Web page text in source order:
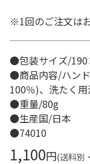
※1回のご注文は
●包装サイズ/
●商品内容/ハン
100％)、洗たく
●重量/80g
●生産国/日本
●74010
1,100円(送料別